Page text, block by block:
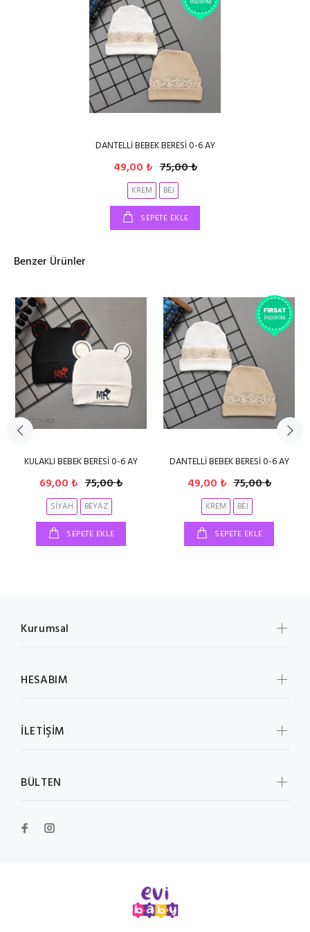
DANTELLİ BEBEK BERESİ 0-6 AY
49,00 ₺ 75,00 ₺
KREM
BEJ
SEPETE EKLE
Benzer Ürünler
KULAKLI BEBEK BERESİ 0-6 AY
69,00 ₺ 75,00 ₺
SİYAH
BEYAZ
SEPETE EKLE
DANTELLİ BEBEK BERESİ 0-6 AY
49,00 ₺ 75,00 ₺
KREM
BEJ
SEPETE EKLE
Kurumsal
HESABIM
İLETİŞİM
BÜLTEN